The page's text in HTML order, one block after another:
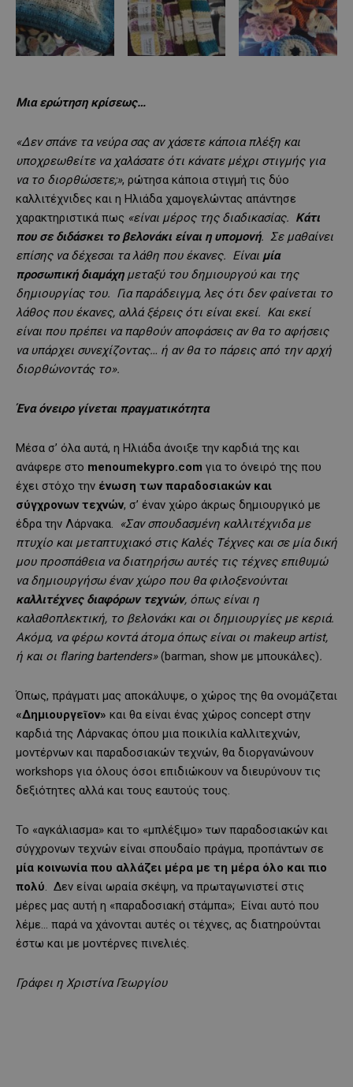
Μια ερώτηση κρίσεως…
«Δεν σπάνε τα νεύρα σας αν χάσετε κάποια πλέξη και
υποχρεωθείτε να χαλάσατε ότι κάνατε μέχρι στιγμής για
να το διορθώσετε;», ρώτησα κάποια στιγμή τις δύο
καλλιτέχνιδες και η Ηλιάδα χαμογελώντας απάντησε
χαρακτηριστικά πως «είναι μέρος της διαδικασίας. Κάτι
που σε διδάσκει το βελονάκι είναι η υπομονή. Σε μαθαίνει
επίσης να δέχεσαι τα λάθη που έκανες. Είναι μία
προσωπική διαμάχημεταξύ του δημιουργού και της
δημιουργίας του. Για παράδειγμα, λες ότι δεν φαίνεται το
λάθος που έκανες, αλλά ξέρεις ότι είναι εκεί. Και εκεί
είναι που πρέπει να παρθούν αποφάσεις αν θα το αφήσεις
να υπάρχει συνεχίζοντας… ή αν θα το πάρεις από την αρχή
διορθώνοντάς το».
Ένα όνειρο γίνεται πραγματικότητα
Μέσα σ’ όλα αυτά, η Ηλιάδα άνοιξε την καρδιά της και
ανάφερε στο menoumekypro.com για το όνειρό της που
έχει στόχο την ένωση των παραδοσιακών και
σύγχρονων τεχνών, σ’ έναν χώρο άκρως δημιουργικό με
έδρα την Λάρνακα.
«Σαν σπουδασμένη καλλιτέχνιδα με
πτυχίο και μεταπτυχιακό στις Καλές Τέχνες και σε μία δική
μου προσπάθεια να διατηρήσω αυτές τις τέχνες επιθυμώ
να δημιουργήσω έναν χώρο που θα φιλοξενούνται
καλλιτέχνες διαφόρων τεχνών, όπως είναι η
καλαθοπλεκτική, το βελονάκι και οι δημιουργίες με κεριά.
Ακόμα, να φέρω κοντά άτομα όπως είναι οι makeupartist,
ή και οι flaringbartenders»(barman, show με μπουκάλες).
Όπως, πράγματι μας αποκάλυψε, ο χώρος της θα ονομάζεται
«Δημιουργεῖον» και θα είναι ένας χώρος concept στην
καρδιά της Λάρνακας όπου μια ποικιλία καλλιτεχνών,
μοντέρνων και παραδοσιακών τεχνών, θα διοργανώνουν
workshops για όλους όσοι επιδιώκουν να διευρύνουν τις
δεξιότητες αλλά και τους εαυτούς τους.
Το «αγκάλιασμα» και το «μπλέξιμο» των παραδοσιακών και
σύγχρονων τεχνών είναι σπουδαίο πράγμα, προπάντων σε
μία κοινωνία που αλλάζει μέρα με τη μέρα όλο και πιο
πολύ. Δεν είναι ωραία σκέψη, να πρωταγωνιστεί στις
μέρες μας αυτή η «παραδοσιακή στάμπα»; Είναι αυτό που
λέμε… παρά να χάνονται αυτές οι τέχνες, ας διατηρούνται
έστω και με μοντέρνες πινελιές.
Γράφει η Χριστίνα Γεωργίου